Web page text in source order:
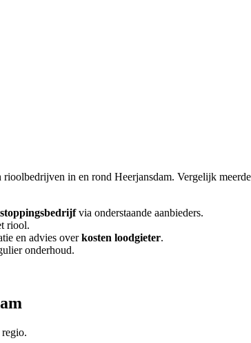
rioolbedrijven in en rond Heerjansdam. Vergelijk
via onderstaande aanbieders.
riool.
en advies overkosten loodgieter.
onderhoud.